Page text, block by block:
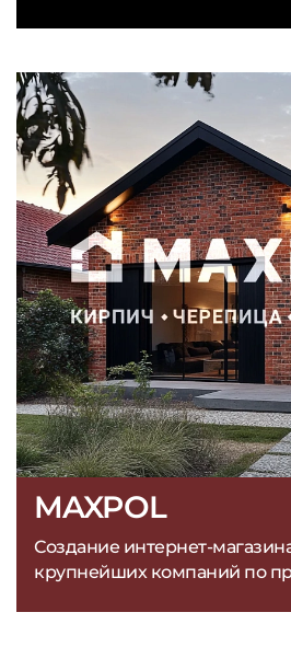
MAXPOL
Создание интернет-
крупнейших компаний по